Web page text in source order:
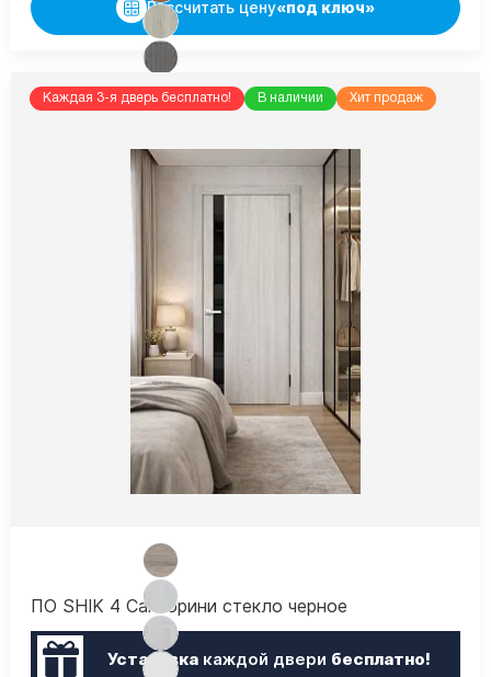
Рассчитать цену«под ключ»
Каждая 3-я дверь бесплатно! В наличии Хит продаж
ПО SHIK 4 Санторини стекло черное
Установкакаждой двери бесплатно!